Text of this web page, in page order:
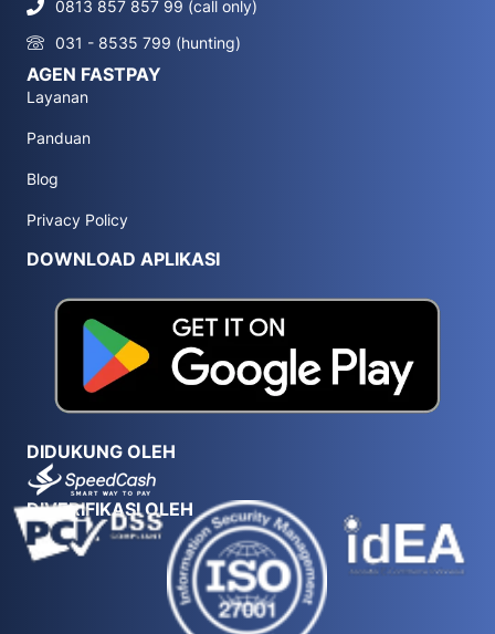
0813 857 857 99 (call only)
031 - 8535 799 (hunting)
AGEN FASTPAY
Layanan
Panduan
Blog
Privacy Policy
DOWNLOAD APLIKASI
DIDUKUNG OLEH
DIVERIFIKASI OLEH